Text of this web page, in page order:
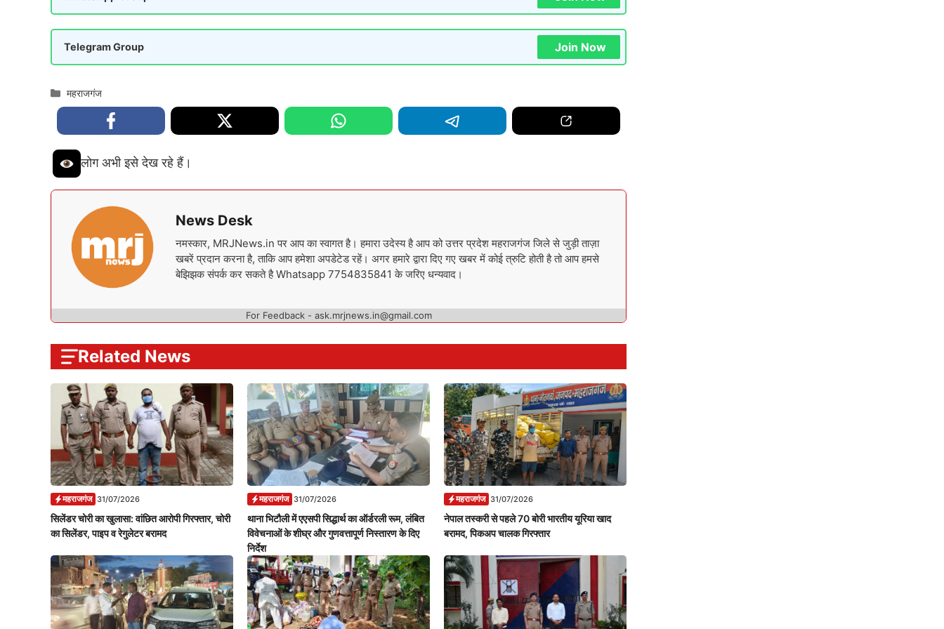
Telegram Group Join Now
Categories
महराजगंज
लोग अभी इसे देख रहे हैं।
News Desk
नमस्कार, MRJNews.in पर आप का स्वागत है। हमारा उदेस्य है आप को उत्तर प्रदेश महराजगंज जिले से जुड़ी ताज़ा
खबरें प्रदान करना है, ताकि आप हमेशा अपडेटेड रहें। अगर हमारे द्वारा दिए गए खबर में कोई त्रुटि होती है तो आप हमसे
बेझिझक संपर्क कर सकते है Whatsapp 7754835841 के जरिए धन्यवाद।
For Feedback - ask.mrjnews.in@gmail.com
Related News
महराजगंज 31/07/2026
सिलेंडर चोरी का खुलासा: वांछित आरोपी गिरफ्तार, चोरी
का सिलेंडर, पाइप व रेगुलेटर बरामद
महराजगंज 31/07/2026
थाना भिटौली में एएसपी सिद्धार्थ का ऑर्डरली रूम, लंबित
विवेचनाओं के शीघ्र और गुणवत्तापूर्ण निस्तारण के दिए
निर्देश
महराजगंज 31/07/2026
नेपाल तस्करी से पहले 70 बोरी भारतीय यूरिया खाद
बरामद, पिकअप चालक गिरफ्तार